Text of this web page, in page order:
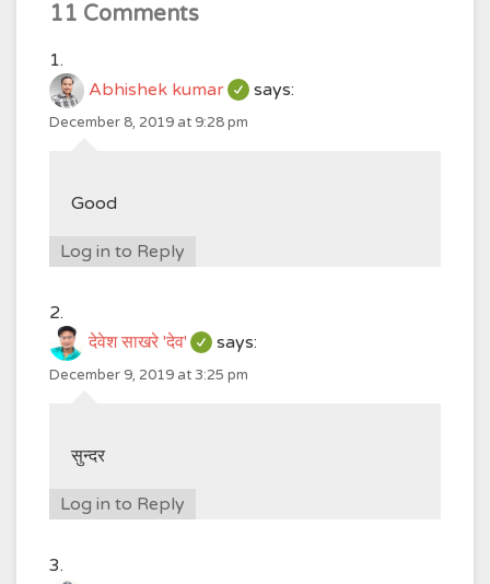
11 Comments
Abhishek kumar says:
December 8, 2019 at 9:28 pm
Good
Log in to Reply
देवेश साखरे 'देव' says:
December 9, 2019 at 3:25 pm
सुन्दर
Log in to Reply